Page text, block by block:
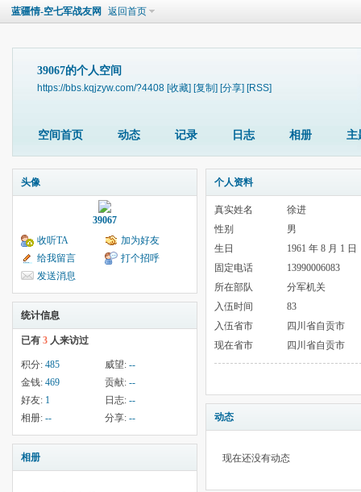
蓝疆情-空七军战友网 返回首页
39067的个人空间
https://bbs.kqjzyw.com/?4408 [收藏] [复制] [分享] [RSS]
空间首页 动态 记录 日志 相册 主
头像
39067
收听TA
加为好友
给我留言
打个招呼
发送消息
统计信息
已有 3 人来访过
积分: 485 威望: --
金钱: 469 贡献: --
好友: 1 日志: --
相册: -- 分享: --
相册
个人资料
真实姓名
徐进
性别
男
生日
1961 年 8 月 1 日
固定电话
13990006083
所在部队
分军机关
入伍时间
83
入伍省市
四川省自贡市
现在省市
四川省自贡市
动态
现在还没有动态